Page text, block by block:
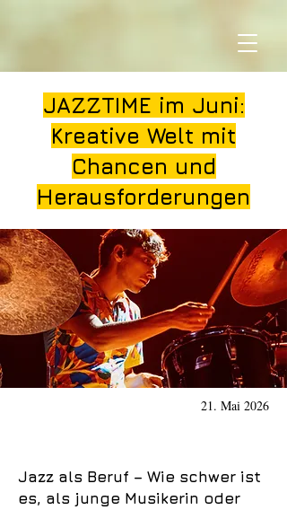
JAZZTIME im Juni:
Kreative Welt mit
Chancen und
Herausforderungen
21. Mai 2026
Jazz als Beruf – Wie schwer ist
es, als junge Musikerin oder